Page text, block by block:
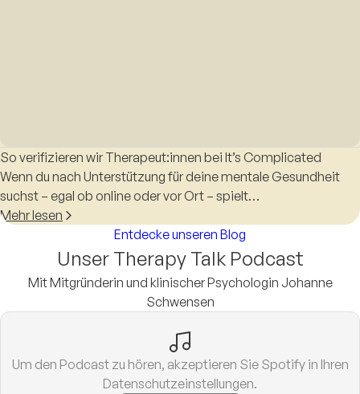
So verifizieren wir Therapeut:innen bei It’s Complicated
Wenn du nach Unterstützung für deine mentale Gesundheit
suchst – egal ob online oder vor Ort – spielt…
Mehr lesen
Entdecke unseren Blog
Unser Therapy Talk Podcast
Mit Mitgründerin und klinischer Psychologin Johanne
Schwensen
Um den Podcast zu hören, akzeptieren Sie Spotify in Ihren
Datenschutzeinstellungen.